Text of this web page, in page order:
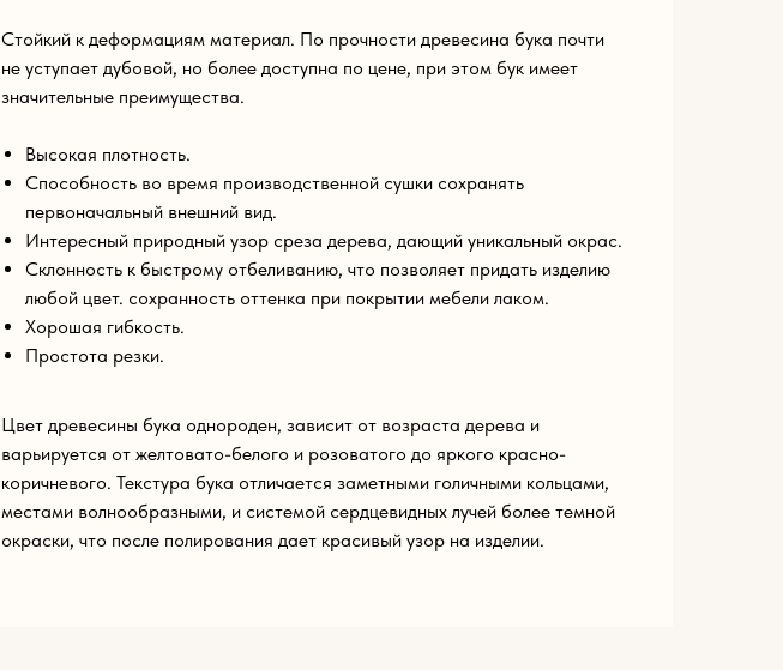
Стойкий к деформациям материал. По прочности древесина бука почти
не уступает дубовой, но более доступна по цене, при этом бук имеет
значительные преимущества.
Высокая плотность.
Способность во время производственной сушки сохранять
первоначальный внешний вид.
Интересный природный узор среза дерева, дающий уникальный окрас.
Склонность к быстрому отбеливанию, что позволяет придать изделию
любой цвет. сохранность оттенка при покрытии мебели лаком.
Хорошая гибкость.
Простота резки.
Цвет древесины бука однороден, зависит от возраста дерева и
варьируется от желтовато-белого и розоватого до яркого красно-
коричневого. Текстура бука отличается заметными голичными кольцами,
местами волнообразными, и системой сердцевидных лучей более темной
окраски, что после полирования дает красивый узор на изделии.